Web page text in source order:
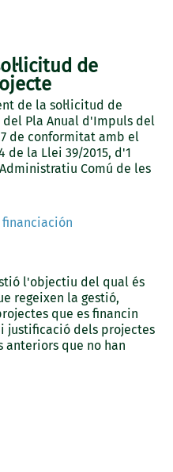
de
de la sol·licitud de
Pla Anual d'Impuls del
de conformitat amb el
de la Llei 39/2015, d'1
Comú de les
l'objectiu del qual és
regeixen la gestió,
que es financin
i justificació dels projectes
anteriors que no han